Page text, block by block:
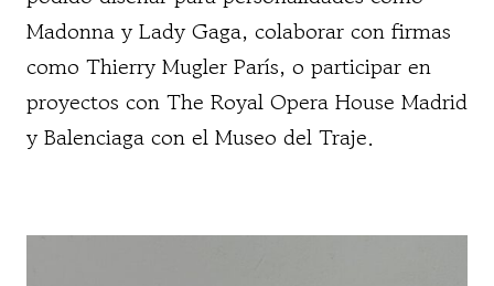
Madonna y Lady Gaga, colaborar con firmas
como Thierry Mugler París, o participar en
proyectos con The Royal Opera House Madrid
y Balenciaga con el Museo del Traje.